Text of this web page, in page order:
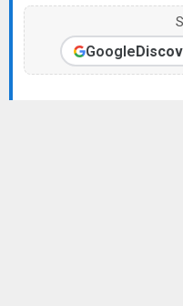
Google